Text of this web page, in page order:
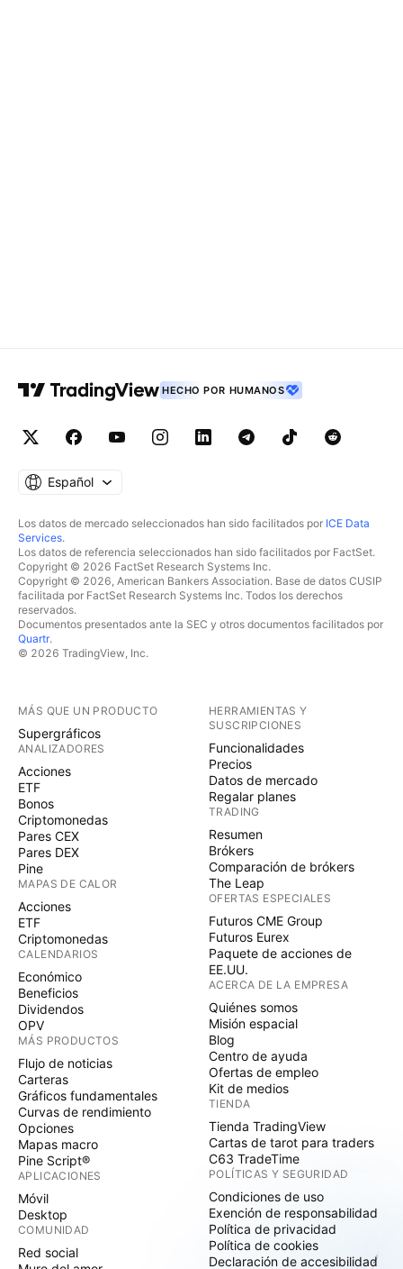
HECHO POR HUMANOS
Español
Los datos de mercado seleccionados han sido facilitados por ICE Data
Services.
Los datos de referencia seleccionados han sido facilitados por FactSet.
Copyright © 2026 FactSet Research Systems Inc.
Copyright © 2026, American Bankers Association. Base de datos CUSIP
facilitada por FactSet Research Systems Inc. Todos los derechos
reservados.
Documentos presentados ante la SEC y otros documentos facilitados por
Quartr.
© 2026 TradingView, Inc.
MÁS QUE UN PRODUCTO
Supergráficos
ANALIZADORES
Acciones
ETF
Bonos
Criptomonedas
Pares CEX
Pares DEX
Pine
MAPAS DE CALOR
Acciones
ETF
Criptomonedas
CALENDARIOS
Económico
Beneficios
Dividendos
OPV
MÁS PRODUCTOS
Flujo de noticias
Carteras
Gráficos fundamentales
Curvas de rendimiento
Opciones
Mapas macro
Pine Script®
APLICACIONES
Móvil
Desktop
COMUNIDAD
Red social
HERRAMIENTAS Y
SUSCRIPCIONES
Funcionalidades
Precios
Datos de mercado
Regalar planes
TRADING
Resumen
Brókers
Comparación de brókers
The Leap
OFERTAS ESPECIALES
Futuros CME Group
Futuros Eurex
Paquete de acciones de
EE.UU.
ACERCA DE LA EMPRESA
Quiénes somos
Misión espacial
Blog
Centro de ayuda
Ofertas de empleo
Kit de medios
TIENDA
Tienda TradingView
Cartas de tarot para traders
C63 TradeTime
POLÍTICAS Y SEGURIDAD
Condiciones de uso
Exención de responsabilidad
Política de privacidad
Política de cookies
Declaración de accesibilidad